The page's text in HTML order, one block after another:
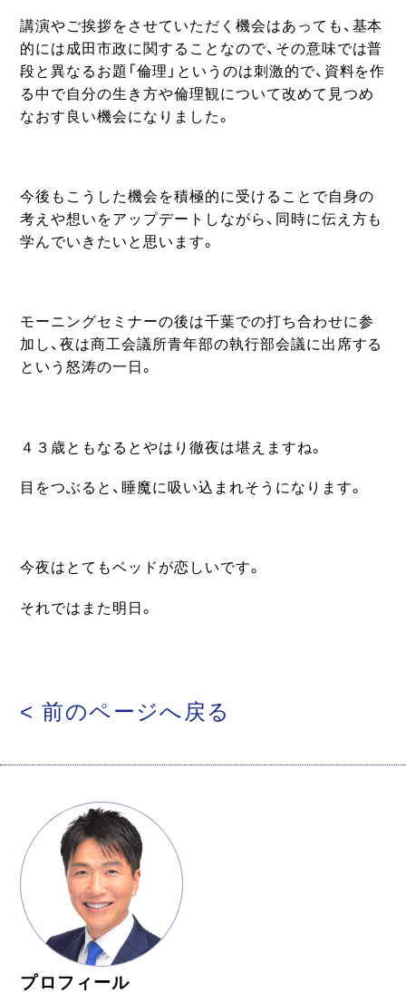
講演やご挨拶をさせていただく機会はあっても、基本
的には成田市政に関することなので、その意味では普
段と異なるお題「倫理」というのは刺激的で、資料を作
る中で自分の生き方や倫理観について改めて見つめ
なおす良い機会になりました。
今後もこうした機会を積極的に受けることで自身の
考えや想いをアップデートしながら、同時に伝え方も
学んでいきたいと思います。
モーニングセミナーの後は千葉での打ち合わせに参
加し、夜は商工会議所青年部の執行部会議に出席する
という怒涛の一日。
４３歳ともなるとやはり徹夜は堪えますね。
目をつぶると、睡魔に吸い込まれそうになります。
今夜はとてもベッドが恋しいです。
それではまた明日。
< 前のページへ戻る
プロフィール